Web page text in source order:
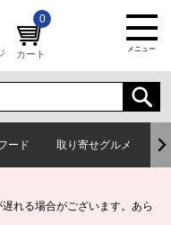
カート
0
メニュー
ード 取り寄せグルメ
れる場合がございます。あら